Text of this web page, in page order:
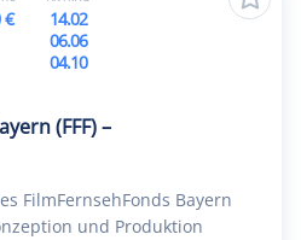
(FFF) –
FilmFernsehFonds Bayern
und Produktion
€
14.02
06.06
04.10